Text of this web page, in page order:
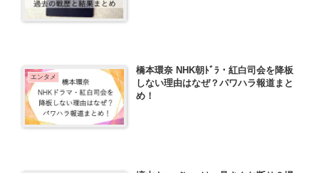
エンタメ
橋本環奈 NHK朝ﾄﾞﾗ・紅白司会を降板
しない理由はなぜ？パワハラ報道まと
め！